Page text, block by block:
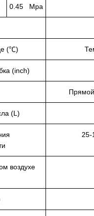
0.45 Mpa
(℃)
(inch)
(L)
25-
воздухе